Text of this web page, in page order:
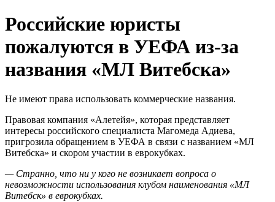
Российские юристы
пожалуются в УЕФА из-за
названия «МЛ Витебска»
Не имеют права использовать коммерческие названия.
Правовая компания «Алетейя», которая представляет
интересы российского специалиста Магомеда Адиева,
пригрозила обращением в УЕФА в связи с названием «МЛ
Витебска» и скором участии в еврокубках.
— Странно, что ни у кого не возникает вопроса о
невозможности использования клубом наименования «МЛ
Витебск» в еврокубках.